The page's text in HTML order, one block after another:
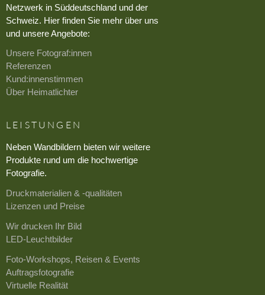
Netzwerk in Süddeutschland und der
Schweiz. Hier finden Sie mehr über uns
und unsere Angebote:
Unsere Fotograf:innen
Referenzen
Kund:innenstimmen
Über Heimatlichter
LEISTUNGEN
Neben Wandbildern bieten wir weitere
Produkte rund um die hochwertige
Fotografie.
Druckmaterialien & -qualitäten
Lizenzen und Preise
Wir drucken Ihr Bild
LED-Leuchtbilder
Foto-Workshops, Reisen & Events
Auftragsfotografie
Virtuelle Realität